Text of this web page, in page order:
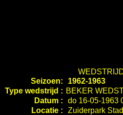
Seizoen:
1962-1963
Type wedstrijd : BEKER
Datum :
do 16-05-1963
Locatie :
Zuiderpark